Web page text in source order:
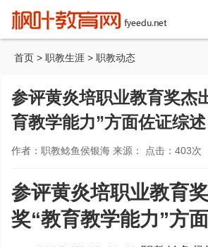
首页 > 职教生涯 > 职教动态
参评黄炎培职业教育奖杰
育教学能力”方面佐证综述
作者：职教鲶鱼侯银海 来源： 点击： 403次
参评黄炎培职业教育
奖“教育教学能力”方